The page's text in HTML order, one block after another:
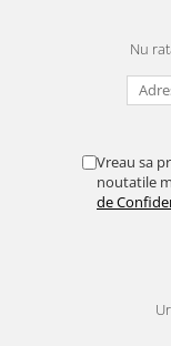
Nu
Vreau sa
noutatile
de